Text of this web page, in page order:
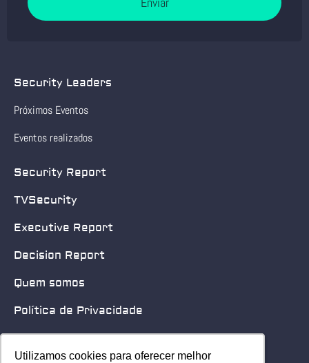
Utilizamos cookies para oferecer melhor
Utilizamos cookies para oferecer melhor
Security Leaders
Próximos Eventos
Eventos realizados
Security Report
TVSecurity
Executive Report
Decision Report
Quem somos
Política de Privacidade
Quero patrocinar